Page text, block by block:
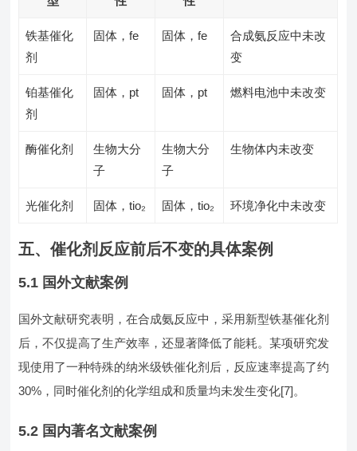
铁基催化
剂
固体，fe 固体，fe
合成氨反应中未改
变
铂基催化
剂
固体，pt 固体，pt 燃料电池中未改变
酶催化剂
生物大分
子
生物大分
子
生物体内未改变
光催化剂 固体，tio₂ 固体，tio₂ 环境净化中未改变
五、催化剂反应前后不变的具体案例
5.1 国外文献案例
国外文献研究表明，在合成氨反应中，采用新型铁基催化剂
后，不仅提高了生产效率，还显著降低了能耗。某项研究发
现使用了一种特殊的纳米级铁催化剂后，反应速率提高了约
30%，同时催化剂的化学组成和质量均未发生变化[7]。
5.2 国内著名文献案例